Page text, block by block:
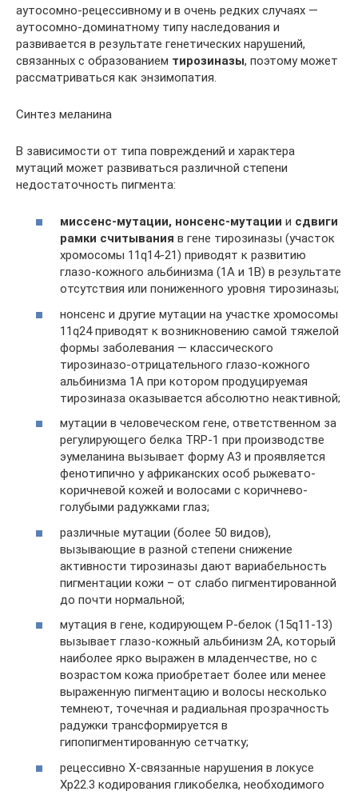
аутосомно-рецессивному и в очень редких случаях —
аутосомно-доминатному типу наследования и
развивается в результате генетических нарушений,
связанных с образованием тирозиназы, поэтому может
рассматриваться как энзимопатия.
Синтез меланина
В зависимости от типа повреждений и характера
мутаций может развиваться различной степени
недостаточность пигмента:
миссенс-мутации, нонсенс-мутации и сдвиги
рамки считывания в гене тирозиназы (участок
хромосомы 11q14-21) приводят к развитию
глазо-кожного альбинизма (1А и 1В) в результате
отсутствия или пониженного уровня тирозиназы;
нонсенс и другие мутации на участке хромосомы
11q24 приводят к возникновению самой тяжелой
формы заболевания — классического
тирозиназо-отрицательного глазо-кожного
альбинизма 1А при котором продуцируемая
тирозиназа оказывается абсолютно неактивной;
мутации в человеческом гене, ответственном за
регулирующего белка TRP-1 при производстве
эумеланина вызывает форму А3 и проявляется
фенотипично у африканских особ рыжевато-
коричневой кожей и волосами с коричнево-
голубыми радужками глаз;
различные мутации (более 50 видов),
вызывающие в разной степени снижение
активности тирозиназы дают вариабельность
пигментации кожи – от слабо пигментированной
до почти нормальной;
мутация в гене, кодирующем Р-белок (15q11-13)
вызывает глазо-кожный альбинизм 2А, который
наиболее ярко выражен в младенчестве, но с
возрастом кожа приобретает более или менее
выраженную пигментацию и волосы несколько
темнеют, точечная и радиальная прозрачность
радужки трансформируется в
гипопигментированную сетчатку;
рецессивно X-связанные нарушения в локусе
Xp22.3 кодирования гликобелка, необходимого